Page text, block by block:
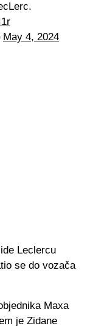
May 4, 2024
Leclercu
se do vozača
Maxa
je Zidane